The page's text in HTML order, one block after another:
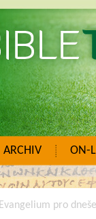
ARCHIV ON-
Evangelium pro